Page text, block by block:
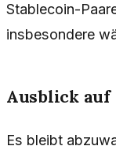
Stablecoin-
insbesondere
Ausblick
Es bleibt